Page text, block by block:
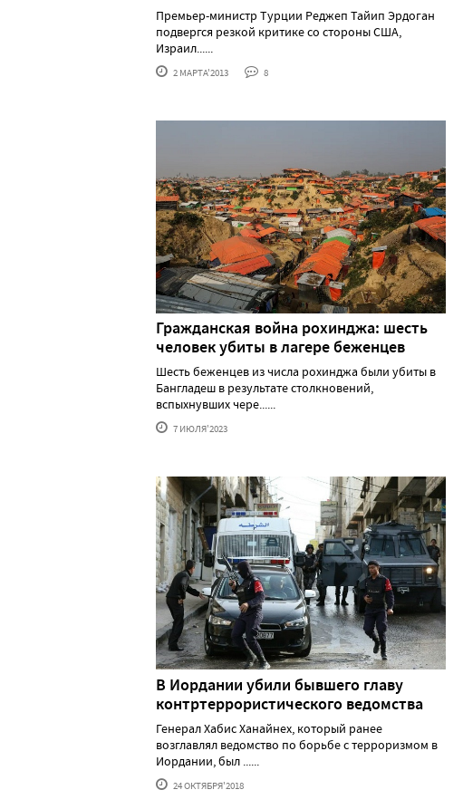
Премьер-министр Турции Реджеп Тайип Эрдоган
подвергся резкой критике со стороны США,
Израил......
2 МАРТА'2013 8
Гражданская война рохинджа: шесть
человек убиты в лагере беженцев
Шесть беженцев из числа рохинджа были убиты в
Бангладеш в результате столкновений,
вспыхнувших чере......
7 ИЮЛЯ'2023
В Иордании убили бывшего главу
контртеррористического ведомства
Генерал Хабис Ханайнех, который ранее
возглавлял ведомство по борьбе с терроризмом в
Иордании, был ......
24 ОКТЯБРЯ'2018